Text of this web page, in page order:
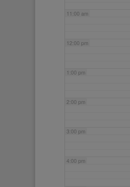
11:00 am
12:00 pm
1:00 pm
2:00 pm
3:00 pm
4:00 pm